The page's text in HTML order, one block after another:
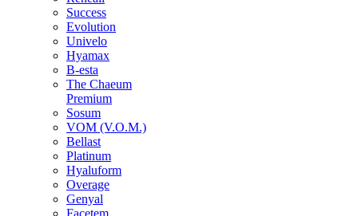
Success
Evolution
Univelo
Hyamax
B-esta
The Chaeum
Premium
Sosum
VOM (V.O.M.)
Bellast
Platinum
Hyaluform
Overage
Genyal
Facetem